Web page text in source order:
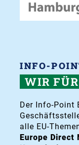
INFO-
WIR
Der Info-Point
alle EU-
Europe Direct